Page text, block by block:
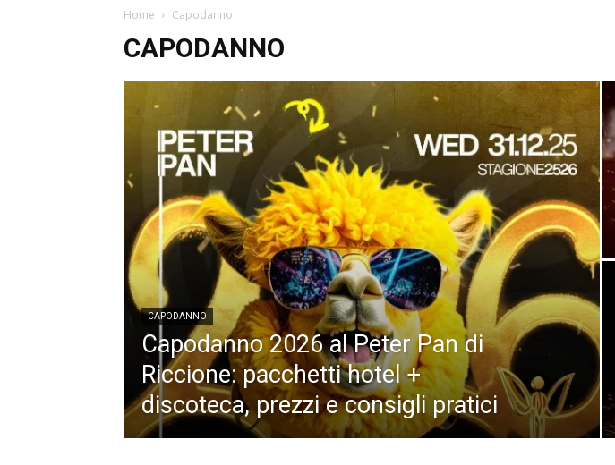
Home Capodanno
CAPODANNO
CAPODANNO
Capodanno 2026 al Peter Pan di
Riccione: pacchetti hotel +
discoteca, prezzi e consigli pratici